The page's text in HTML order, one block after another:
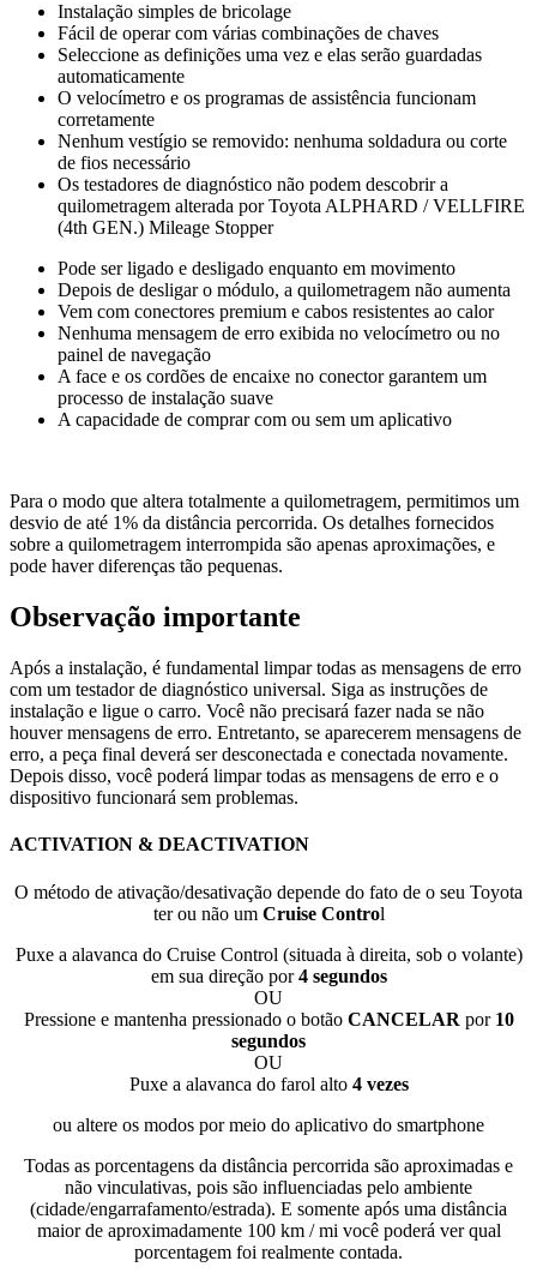
Instalação simples de bricolage
Fácil de operar com várias combinações de chaves
Seleccione as definições uma vez e elas serão guardadas
automaticamente
O velocímetro e os programas de assistência funcionam
corretamente
Nenhum vestígio se removido: nenhuma soldadura ou corte
de fios necessário
Os testadores de diagnóstico não podem descobrir a
quilometragem alterada porToyota ALPHARD / VELLFIRE
(4th GEN.) Mileage Stopper
Pode ser ligado e desligado enquanto em movimento
Depois de desligar o módulo, a quilometragem não aumenta
Vem com conectores premium e cabos resistentes ao calor
Nenhuma mensagem de erro exibida no velocímetro ou no
painel de navegação
A face e os cordões de encaixe no conector garantem um
processo de instalação suave
A capacidade de comprar com ou sem um aplicativo
Para o modo que altera totalmente a quilometragem, permitimos um
desvio de até 1% da distância percorrida. Os detalhes fornecidos
sobre a quilometragem interrompida são apenas aproximações, e
pode haver diferenças tão pequenas.
Observação importante
Após a instalação, é fundamental limpar todas as mensagens de erro
com um testador de diagnóstico universal. Siga as instruções de
instalação e ligue o carro. Você não precisará fazer nada se não
houver mensagens de erro. Entretanto, se aparecerem mensagens de
erro, a peça final deverá ser desconectada e conectada novamente.
Depois disso, você poderá limpar todas as mensagens de erro e o
dispositivo funcionará sem problemas.
ACTIVATION & DEACTIVATION
O método de ativação/desativação depende do fato de o seu Toyota
ter ou não um Cruise Control
Puxe a alavanca do Cruise Control (situada à direita, sob o volante)
em sua direção por4 segundos
OU
Pressione e mantenha pressionado o botão CANCELAR por 10
segundos
OU
Puxe a alavanca do farol alto 4 vezes
ou altere os modos por meio do aplicativo do smartphone
Todas as porcentagens da distância percorrida são aproximadas e
não vinculativas, pois são influenciadas pelo ambiente
(cidade/engarrafamento/estrada). E somente após uma distância
maior de aproximadamente 100 km / mi você poderá ver qual
porcentagem foi realmente contada.